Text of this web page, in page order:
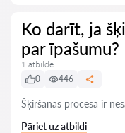
Ko darīt, ja
par īpašumu?
1 atbilde
0
446
Šķiršanās procesā ir
Pāriet uz atbildi